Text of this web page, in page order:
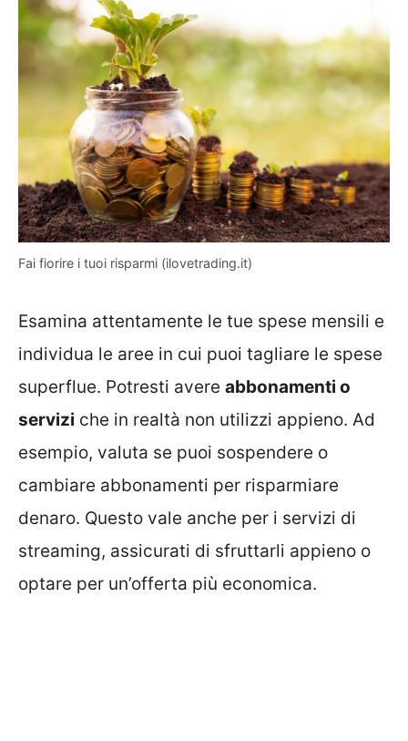
Fai fiorire i tuoi risparmi (ilovetrading.it)
Esamina attentamente le tue spese mensili e
individua le aree in cui puoi tagliare le spese
superflue. Potresti avere abbonamenti o
servizi che in realtà non utilizzi appieno. Ad
esempio, valuta se puoi sospendere o
cambiare abbonamenti per risparmiare
denaro. Questo vale anche per i servizi di
streaming, assicurati di sfruttarli appieno o
optare per un’offerta più economica.